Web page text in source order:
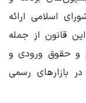
اسلامی ‌ارائه
قانون از جمله
و حقوق ورودی و
بازارهای رسمی